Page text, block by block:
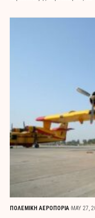
ΠΟΛΕΜΙΚΗ ΑΕΡΟΠΟΡΙΑ MAY 27,